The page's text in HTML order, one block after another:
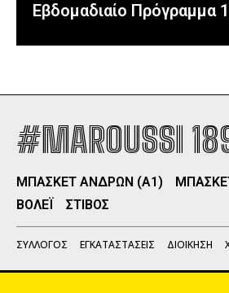
Εβδομαδιαίο Πρόγραμμα
#MAROUSSI
ΜΠΑΣΚΕΤ ΑΝΔΡΩΝ (Α1)
ΒΟΛΕΪ
ΣΤΙΒΟΣ
ΣΥΛΛΟΓΟΣ ΕΓΚΑΤΑΣΤΑΣΕΙΣ ΔΙΟΙΚΗΣΗ